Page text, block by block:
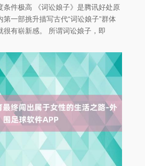
条件极高 《词讼娘子》是腾讯好处原
一部挑升描写古代“词讼娘子”群体
很有崭新感。 所谓词讼娘子，即